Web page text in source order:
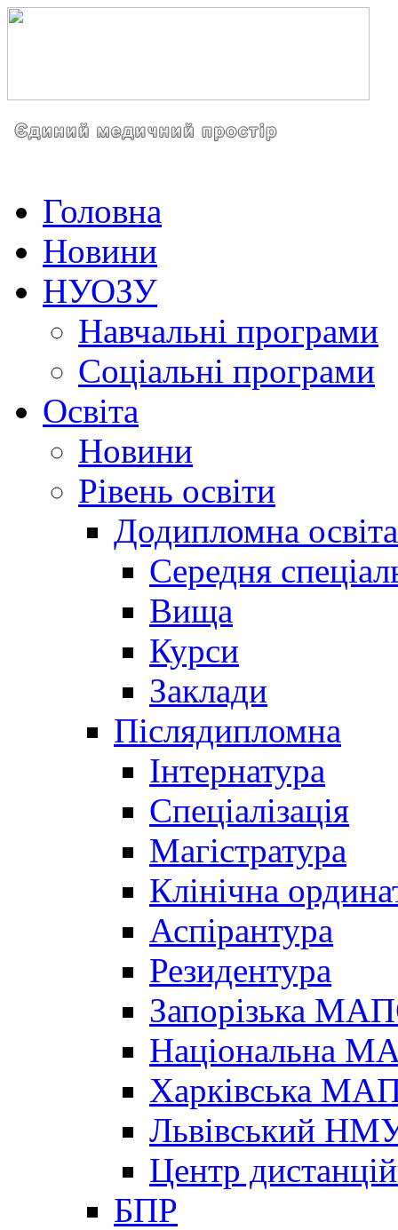
Головна
Новини
НУОЗУ
Навчальні програми
Соціальні програми
Освіта
Новини
Рівень освіти
Додипломна освіта
Середня
Вища
Курси
Заклади
Післядипломна
Інтернатура
Спеціалізація
Магістратура
Клінічна
Аспірантура
Резидентура
Запорізька
Національна
Харківська
Львівський
Центр
БПР